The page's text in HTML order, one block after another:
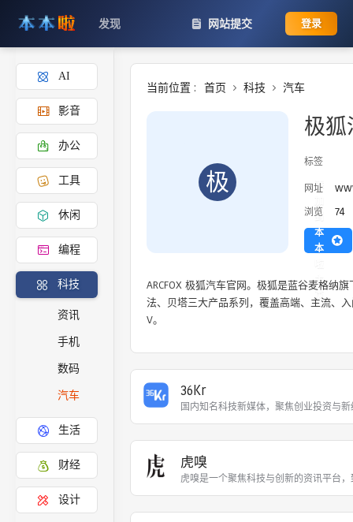
发现 网站提交 登录
AI
影音
办公
工具
休闲
编程
科技
资讯
手机
数码
汽车
生活
财经
设计
当前位置 : 首页 科技 汽车
极
极
标签
网址
浏览 74
添
到
本
本
主
页
ARCFOX 极狐汽车官网。极狐是蓝谷麦格纳
法、贝塔三大产品系列，覆盖高端、主流、
V。
36Kr
国内知名科技新媒体，聚焦创业投资与
虎嗅
虎嗅是一个聚焦科技与创新的资讯平台